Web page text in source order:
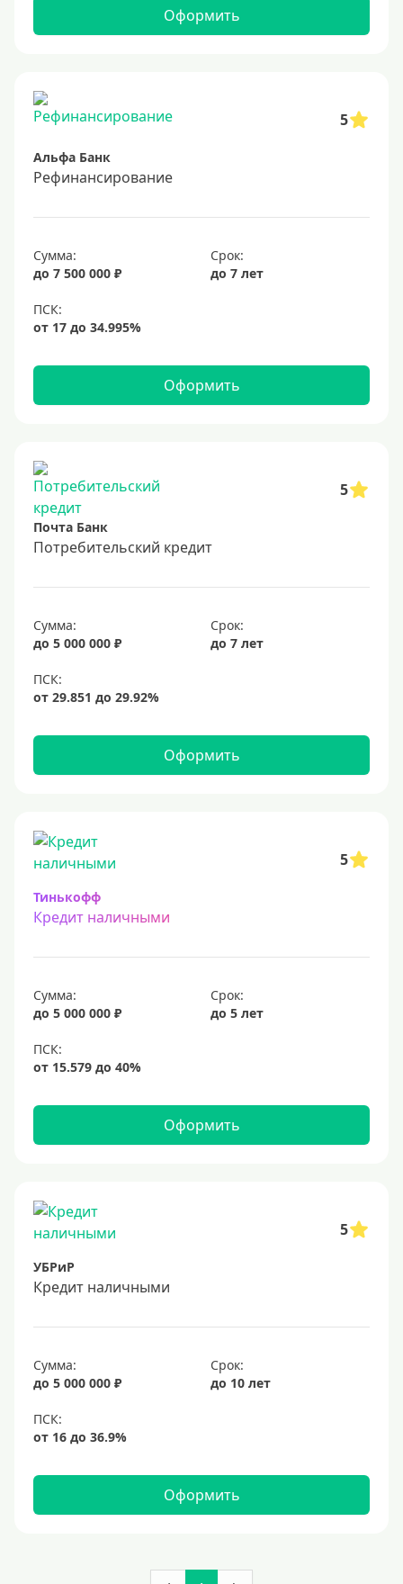
Оформить
5
Альфа Банк
Рефинансирование
Сумма:
до 7 500 000 ₽
Срок:
до 7 лет
Оформить
5
Почта Банк
Потребительский кредит
Сумма:
до 5 000 000 ₽
Срок:
до 7 лет
Оформить
5
Тинькофф
Кредит наличными
Сумма:
до 5 000 000 ₽
Срок:
до 5 лет
Оформить
5
УБРиР
Кредит наличными
Сумма:
до 5 000 000 ₽
Срок:
до 10 лет
Оформить